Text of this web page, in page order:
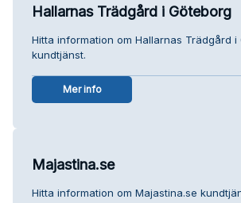
Hallarnas Trädgård i Göteborg
Hitta information om Hallarnas Trädgård i
kundtjänst.
Mer info
Majastina.se
Hitta information om Majastina.se